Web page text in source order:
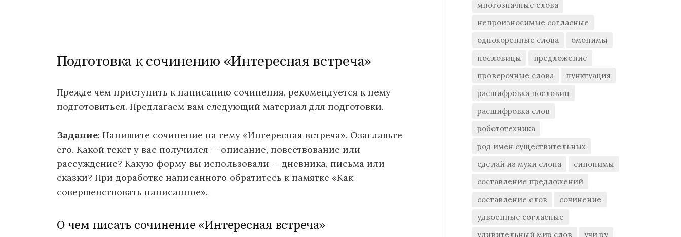
Подготовка к сочинению «Интересная встреча»
Прежде чем приступить к написанию сочинения, рекомендуется к нему
подготовиться. Предлагаем вам следующий материал для подготовки.
Задание: Напишите сочинение на тему «Интересная встреча». Озаглавьте
его. Какой текст у вас получился — описание, повествование или
рассуждение? Какую форму вы использовали — дневника, письма или
сказки? При доработке написанного обратитесь к памятке «Как
совершенствовать написанное».
О чем писать сочинение «Интересная встреча»
многозначные слова
непроизносимые согласные
однокоренные слова
омонимы
пословицы
предложение
проверочные слова
пунктуация
расшифровка пословиц
расшифровка слов
робототехника
род имен существительных
сделай из мухи слона
синонимы
составление предложений
составление слов
сочинение
удвоенные согласные
удивительный мир слов
учи ру